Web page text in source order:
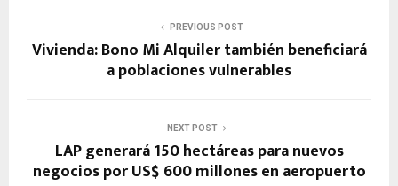
PREVIOUS POST
Vivienda: Bono Mi Alquiler también beneficiará
a poblaciones vulnerables
NEXT POST
LAP generará 150 hectáreas para nuevos
negocios por US$ 600 millones en aeropuerto